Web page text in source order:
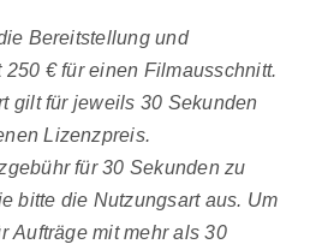
Bereitstellung und
€ für einen Filmausschnitt.
gilt für jeweils 30 Sekunden
Lizenzpreis.
für 30 Sekunden zu
bitte die Nutzungsart aus. Um
Aufträge mit mehr als 30